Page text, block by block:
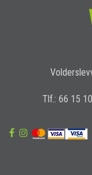
Tlf.: 66 15